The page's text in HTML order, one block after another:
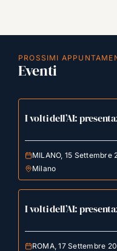
PROSSIMI
Eventi
I volti dell’AI:
MILANO, 15 Settembre
Milano
I volti dell’AI:
ROMA, 17 Settembre